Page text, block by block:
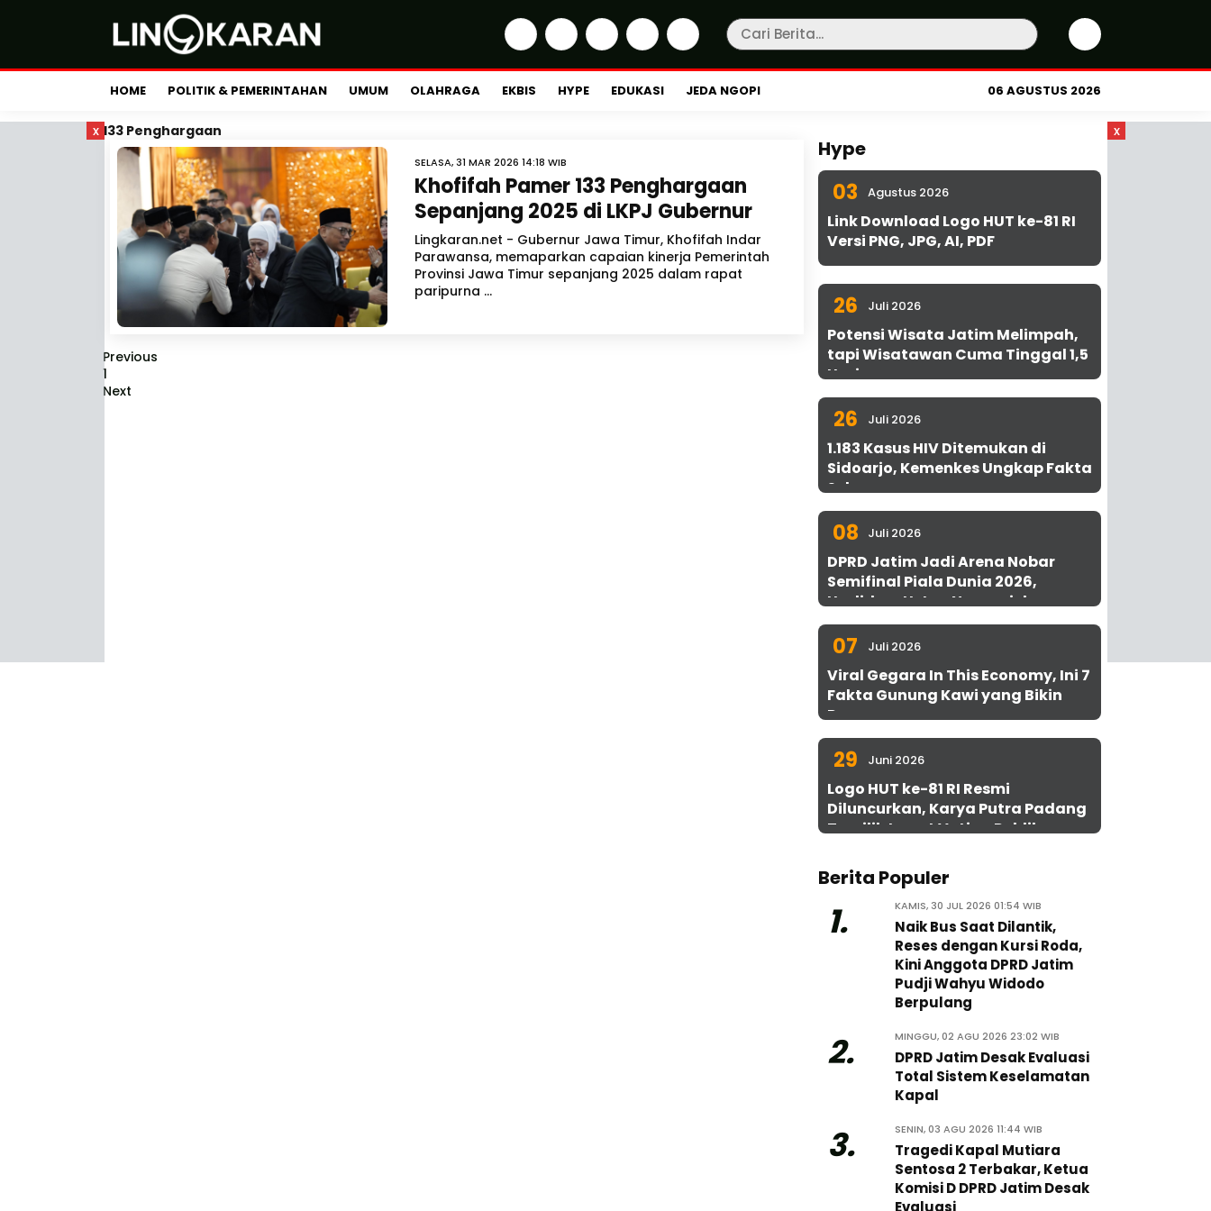
HOME POLITIK & PEMERINTAHAN UMUM OLAHRAGA EKBIS HYPE EDUKASI JEDA NGOPI 06 AGUSTUS 2026
x x
133 Penghargaan
SELASA, 31 MAR 2026 14:18 WIB
Khofifah Pamer 133 Penghargaan
Sepanjang 2025 di LKPJ Gubernur
Lingkaran.net - Gubernur Jawa Timur, Khofifah Indar
Parawansa, memaparkan capaian kinerja Pemerintah
Provinsi Jawa Timur sepanjang 2025 dalam rapat
paripurna ...
Previous
1
Next
Hype
03 Agustus 2026
Link Download Logo HUT ke-81 RI
Versi PNG, JPG, AI, PDF
26 Juli 2026
Potensi Wisata Jatim Melimpah,
tapi Wisatawan Cuma Tinggal 1,5
Hari
26 Juli 2026
1.183 Kasus HIV Ditemukan di
Sidoarjo, Kemenkes Ungkap Fakta
Sebenarnya
08 Juli 2026
DPRD Jatim Jadi Arena Nobar
Semifinal Piala Dunia 2026,
Hadirkan Uston Nawawi dan
UMKM Gratis untuk 1.000 Warga
07 Juli 2026
Viral Gegara In This Economy, Ini 7
Fakta Gunung Kawi yang Bikin
Penasaran
29 Juni 2026
Logo HUT ke-81 RI Resmi
Diluncurkan, Karya Putra Padang
Terpilih Lewat Voting Publik
Berita Populer
1. KAMIS, 30 JUL 2026 01:54 WIB
Naik Bus Saat Dilantik,
Reses dengan Kursi Roda,
Kini Anggota DPRD Jatim
Pudji Wahyu Widodo
Berpulang
2. MINGGU, 02 AGU 2026 23:02 WIB
DPRD Jatim Desak Evaluasi
Total Sistem Keselamatan
Kapal
3. SENIN, 03 AGU 2026 11:44 WIB
Tragedi Kapal Mutiara
Sentosa 2 Terbakar, Ketua
Komisi D DPRD Jatim Desak
Evaluasi